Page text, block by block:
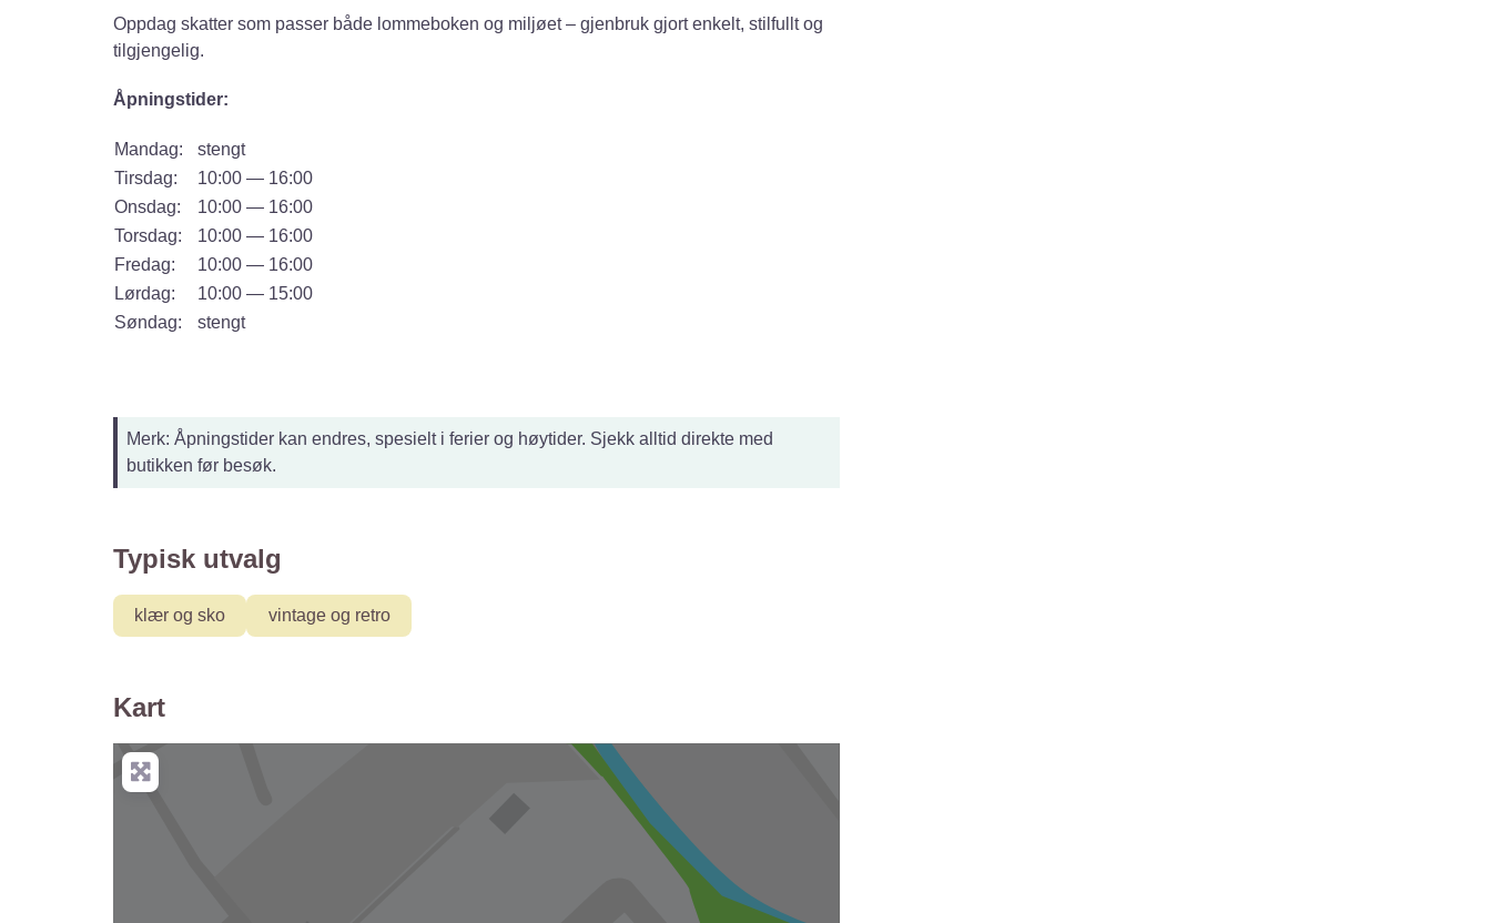
Oppdag skatter som passer både lommeboken og miljøet – gjenbruk gjort enkelt, stilfullt og
tilgjengelig.
Åpningstider:
Mandag:
stengt
Tirsdag:
10:00 — 16:00
Onsdag:
10:00 — 16:00
Torsdag:
10:00 — 16:00
Fredag:
10:00 — 16:00
Lørdag:
10:00 — 15:00
Søndag:
stengt
Merk: Åpningstider kan endres, spesielt i ferier og høytider. Sjekk alltid direkte med
butikken før besøk.
Typisk utvalg
klær og sko vintage og retro
Kart